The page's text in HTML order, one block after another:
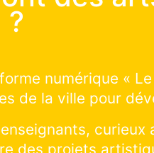
comment
Vous souhaitez
qui auront lieu sur le
Vous souhaitez